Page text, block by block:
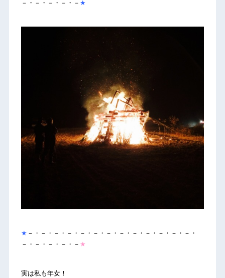
－・－・－・－・－ ★
★ －・－・－・－・－・－・－・－・－・－・－・－・－・
－・－・－・－・－ ★
実は私も年女！